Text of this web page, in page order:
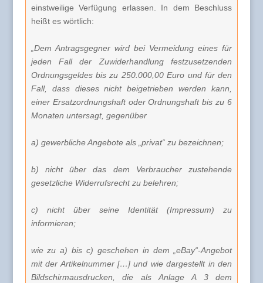
einstweilige Verfügung erlassen. In dem Beschluss
heißt es wörtlich:
„Dem Antragsgegner wird bei Vermeidung eines für
jeden Fall der Zuwiderhandlung festzusetzenden
Ordnungsgeldes bis zu 250.000,00 Euro und für den
Fall, dass dieses nicht beigetrieben werden kann,
einer Ersatzordnungshaft oder Ordnungshaft bis zu 6
Monaten untersagt, gegenüber
a) gewerbliche Angebote als „privat“ zu bezeichnen;
b) nicht über das dem Verbraucher zustehende
gesetzliche Widerrufsrecht zu belehren;
c) nicht über seine Identität (Impressum) zu
informieren;
wie zu a) bis c) geschehen in dem „eBay“-Angebot
mit der Artikelnummer […] und wie dargestellt in den
Bildschirmausdrucken, die als Anlage A 3 dem